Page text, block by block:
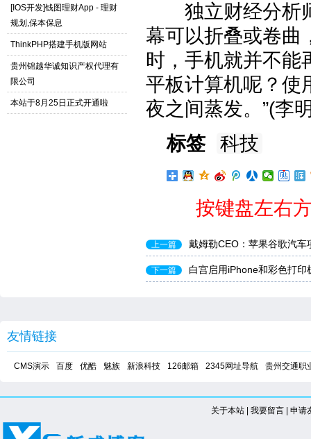
[IOS开发]钱图理财App - 理财
规划,保本保息
ThinkPHP搭建手机版网站
贵州锦越华诚知识产权代理有
限公司
本站于8月25日正式开通啦
独立财经分析师
幕可以折叠或卷曲
时，手机就并不能
平板计算机呢？使
夜之间蒸发。”(李
标签
科技
按键盘左右
上一篇 戴姆勒CEO：苹果谷歌汽车
下一篇 白宫启用iPhone和彩色打印
友情链接
CMS演示 百度 优酷 魅族 新浪科技 126邮箱 2345网址导航 贵州交通职
关于本站| 我要留言| 申请